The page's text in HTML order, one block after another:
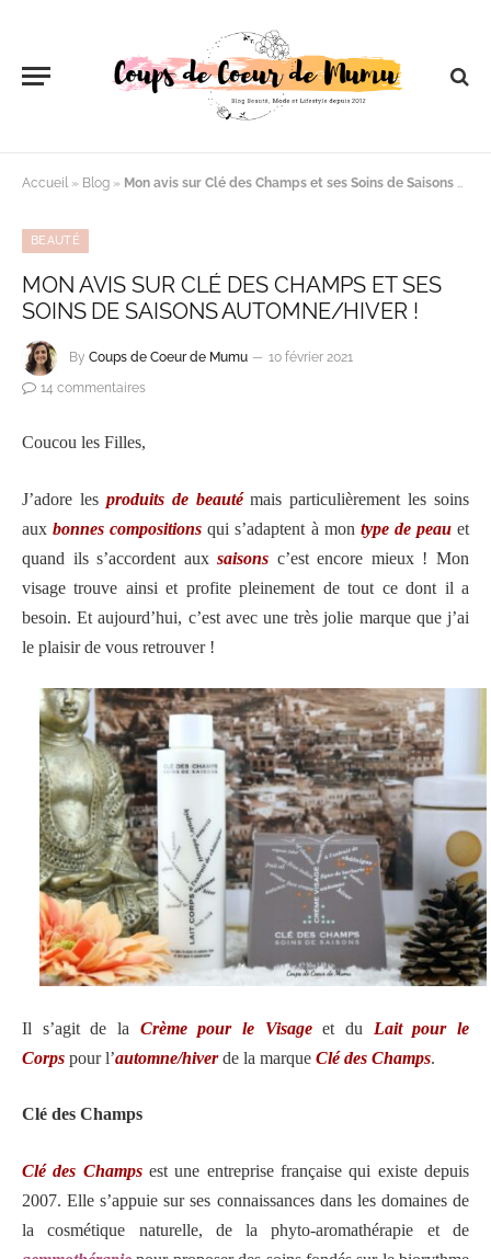
Accueil » Blog » Mon avis sur Clé des Champs et ses Soins de Saisons Automne/Hiver !
BEAUTÉ
MON AVIS SUR CLÉ DES CHAMPS ET SES
SOINS DE SAISONS AUTOMNE/HIVER !
By Coups de Coeur de Mumu
10 février 2021
14 commentaires
Coucou les Filles,
J’adore les produits de beautémais particulièrement les soins
auxbonnes compositions qui s’adaptent à mon type de peauet
quand ils s’accordent auxsaisons c’est encore mieux ! Mon
visage trouve ainsi et profite pleinement de tout ce dont il a
besoin. Et aujourd’hui, c’est avec une très jolie marque que j’ai
le plaisir de vous retrouver !
Il s’agit de la Crème pour le Visageet du Lait pour le
Corps pour l’automne/hiverde la marque Clé des Champs.
Clé des Champs
Clé des Champsest une entreprise française qui existe depuis
2007. Elle s’appuie sur ses connaissances dans les domaines de
la cosmétique naturelle, de la phyto-aromathérapie et de